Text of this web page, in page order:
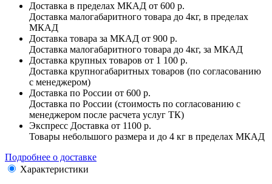
Доставка в пределах МКАД от 600 р.
Доставка малогабаритного товара до 4кг, в пределах
МКАД
Доставка товара за МКАД от 900 р.
Доставка малогабаритного товара до 4кг, за МКАД
Доставка крупных товаров от 1 100 р.
Доставка крупногабаритных товаров (по согласованию
с менеджером)
Доставка по России от 600 р.
Доставка по России (стоимость по согласованию с
менеджером после расчета услуг ТК)
Экспресс Доставка от 1100 р.
Товары небольшого размера и до 4 кг в пределах МКАД
Подробнее о доставке
Характеристики